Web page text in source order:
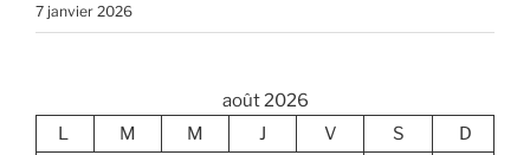
7 janvier 2026
août 2026
L
M M J V S
D